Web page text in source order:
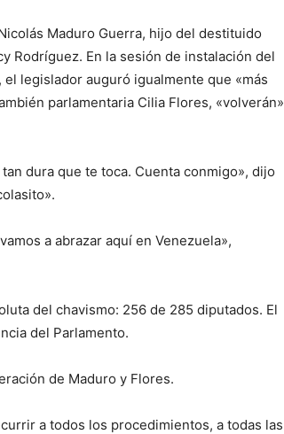
Maduro Guerra, hijo del destituido
Rodríguez. En la sesión de instalación del
legislador auguró igualmente que «más
parlamentaria Cilia Flores, «volverán»
dura que te toca. Cuenta conmigo», dijo
a abrazar aquí en Venezuela»,
del chavismo: 256 de 285 diputados. El
del Parlamento.
de Maduro y Flores.
a todos los procedimientos, a todas las